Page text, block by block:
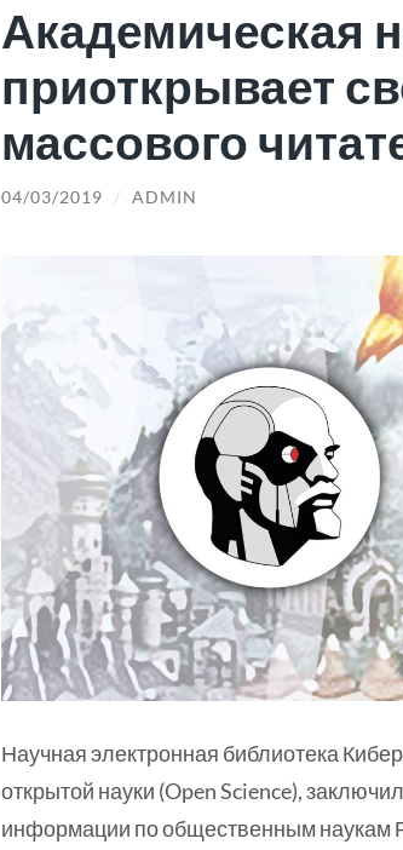
Академическая
приоткрывает
массового
04/03/2019 / ADMIN
Научная электронная библиотека
открытой науки (Open Science),
информации по общественным